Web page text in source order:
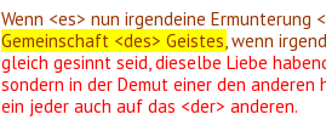
Wenn <es> nun irgendeine Ermunterung
Gemeinschaft <des> Geistes,wenn
gleich gesinnt seid, dieselbe Liebe
sondern in der Demut einer den
ein jeder auch auf das <der> anderen.